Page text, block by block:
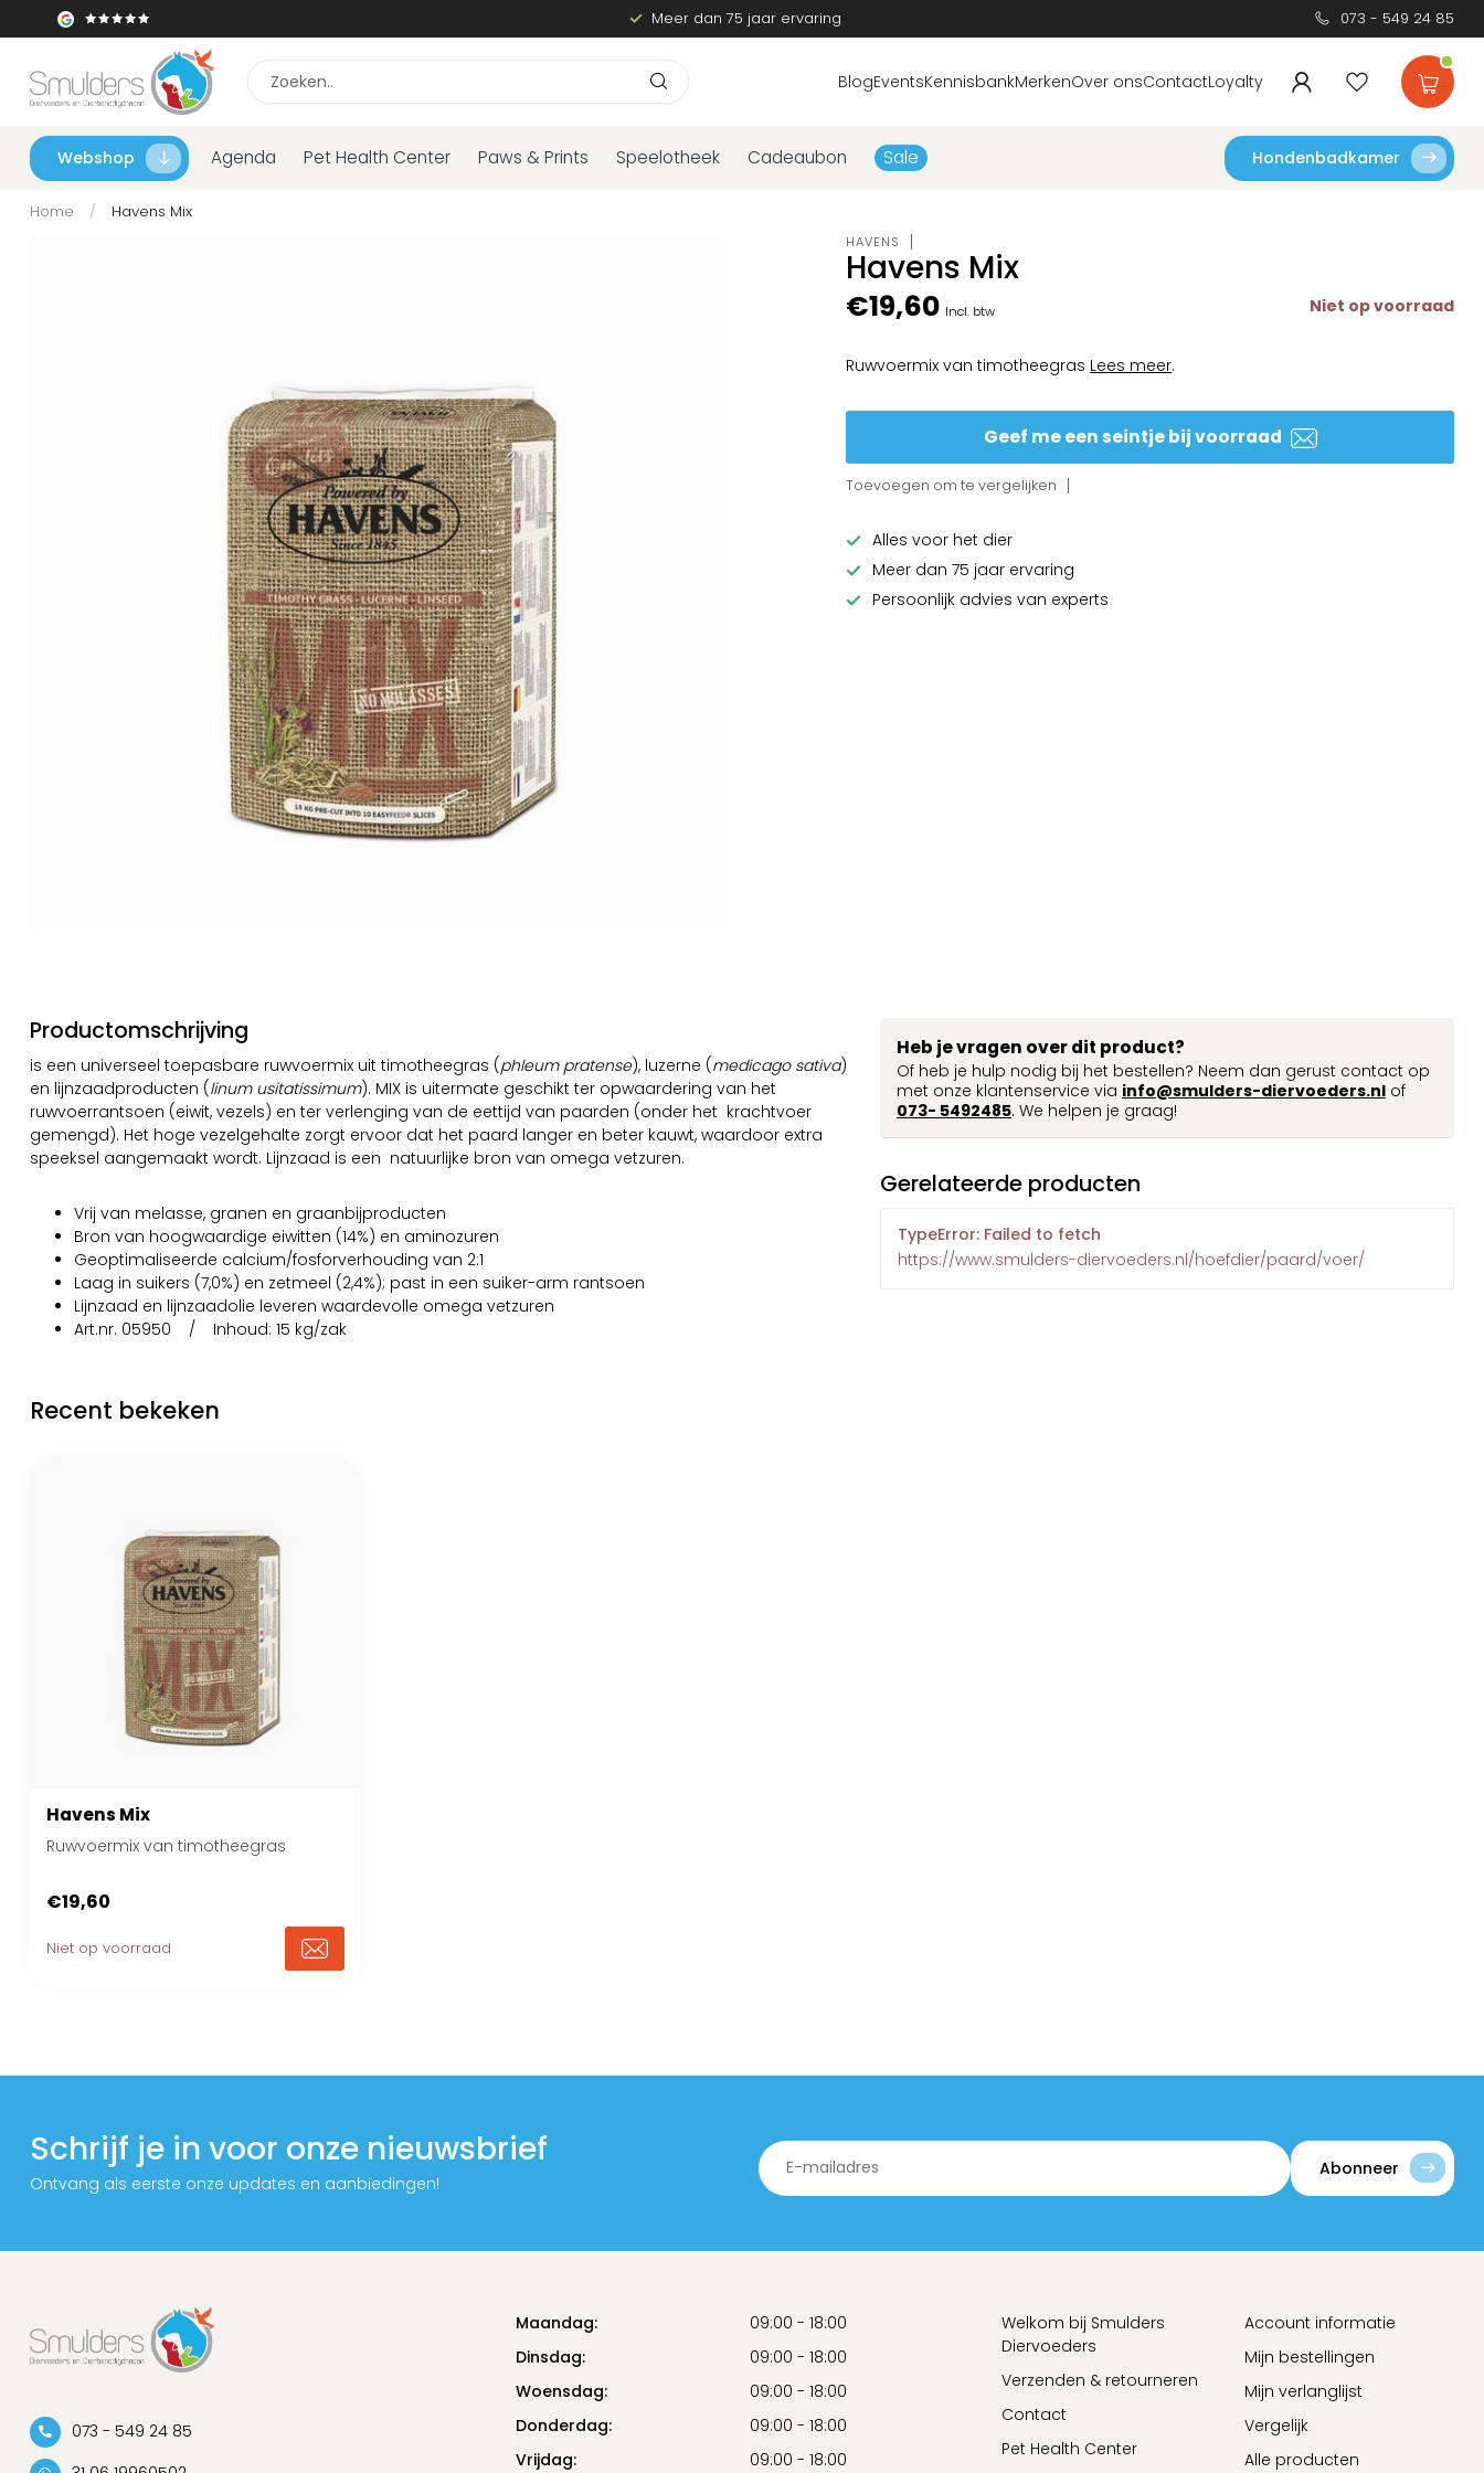
Meer dan 75 jaar ervaring 073 - 549 24 85
BlogEventsKennisbankMerkenOver onsContactLoyalty
Webshop Agenda Pet Health Center Paws & Prints Speelotheek Cadeaubon Sale Hondenbadkamer
Home / Havens Mix
HAVENS
Havens Mix
€19,60 Incl. btw Niet op voorraad
Ruwvoermix van timotheegras Lees meer.
Geef me een seintje bij voorraad
Toevoegen om te vergelijken
Alles voor het dier
Meer dan 75 jaar ervaring
Persoonlijk advies van experts
Productomschrijving
is een universeel toepasbare ruwvoermix uit timotheegras (phleum pratense), luzerne (medicago sativa)
en lijnzaadproducten (linum usitatissimum). MIX is uitermate geschikt ter opwaardering van het
ruwvoerrantsoen (eiwit, vezels) en ter verlenging van de eettijd van paarden (onder het krachtvoer
gemengd). Het hoge vezelgehalte zorgt ervoor dat het paard langer en beter kauwt, waardoor extra
speeksel aangemaakt wordt. Lijnzaad is een natuurlijke bron van omega vetzuren.
Vrij van melasse, granen en graanbijproducten
Bron van hoogwaardige eiwitten (14%) en aminozuren
Geoptimaliseerde calcium/fosforverhouding van 2:1
Laag in suikers (7,0%) en zetmeel (2,4%); past in een suiker-arm rantsoen
Lijnzaad en lijnzaadolie leveren waardevolle omega vetzuren
Art.nr. 05950 / Inhoud: 15 kg/zak
Heb je vragen over dit product?
Of heb je hulp nodig bij het bestellen? Neem dan gerust contact op
met onze klantenservice via info@smulders-diervoeders.nl of
073- 5492485. We helpen je graag!
Gerelateerde producten
TypeError: Failed to fetch
https://www.smulders-diervoeders.nl/hoefdier/paard/voer/
Recent bekeken
Havens Mix
Ruwvoermix van timotheegras
€19,60
Niet op voorraad
Schrijf je in voor onze nieuwsbrief
Ontvang als eerste onze updates en aanbiedingen!
Abonneer
073 - 549 24 85
Maandag:
09:00 - 18:00
Dinsdag:
09:00 - 18:00
Woensdag:
09:00 - 18:00
Donderdag:
09:00 - 18:00
Vrijdag:
09:00 - 18:00
Welkom bij Smulders
Diervoeders
Verzenden & retourneren
Contact
Pet Health Center
Account informatie
Mijn bestellingen
Mijn verlanglijst
Vergelijk
Alle producten